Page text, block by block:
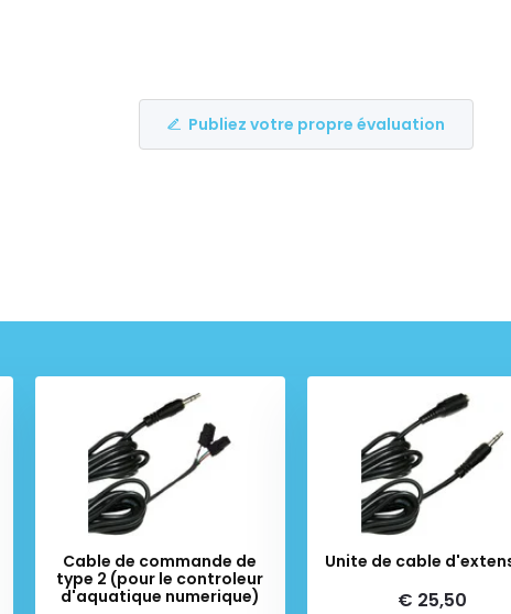
Publiez votre propre évaluation
Cable de commande de
type 2 (pour le controleur
d'aquatique numerique)
Unite de cable
€ 25,50